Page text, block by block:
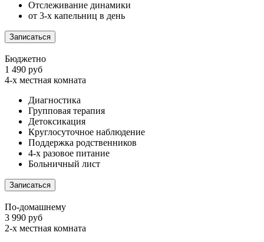
Отслеживание динамики
от 3-х капельниц в день
Записаться
Бюджетно
1 490 руб
4-х местная комната
Диагностика
Групповая терапия
Детоксикация
Круглосуточное наблюдение
Поддержка родственников
4-х разовое питание
Больничный лист
Записаться
По-домашнему
3 990 руб
2-х местная комната